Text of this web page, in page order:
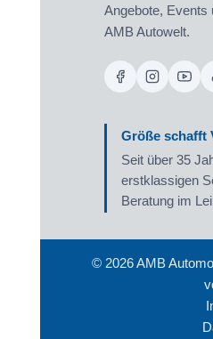
Angebote, Events
AMB Autowelt.
Größe schafft
Seit über 35
erstklassigen
Beratung im
© 2026AMB